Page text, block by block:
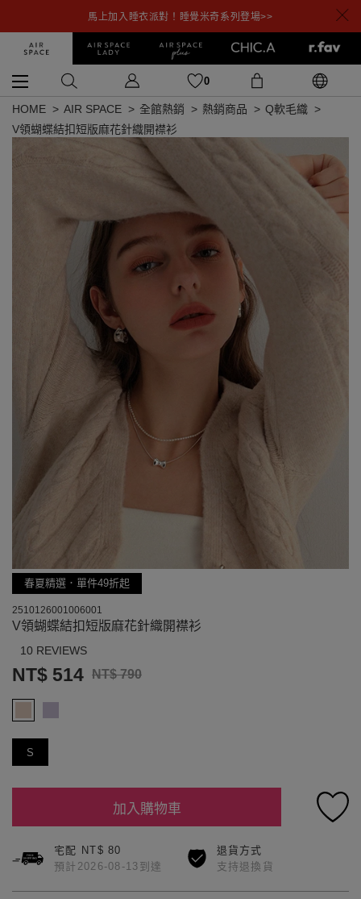
馬上加入睡衣派對！睡覺米奇系列登場>>
0
HOME AIR SPACE 全館熱銷 熱銷商品
Q軟毛織
V領蝴蝶結扣短版麻花針織開襟衫
春夏精選．單件49折起
2510126001006001
V領蝴蝶結扣短版麻花針織開襟衫
10 REVIEWS
NT$ 514 NT$ 790
S
加入購物車
宅配 NT$ 80
預計2026-08-13到達
退貨方式
支持退換貨